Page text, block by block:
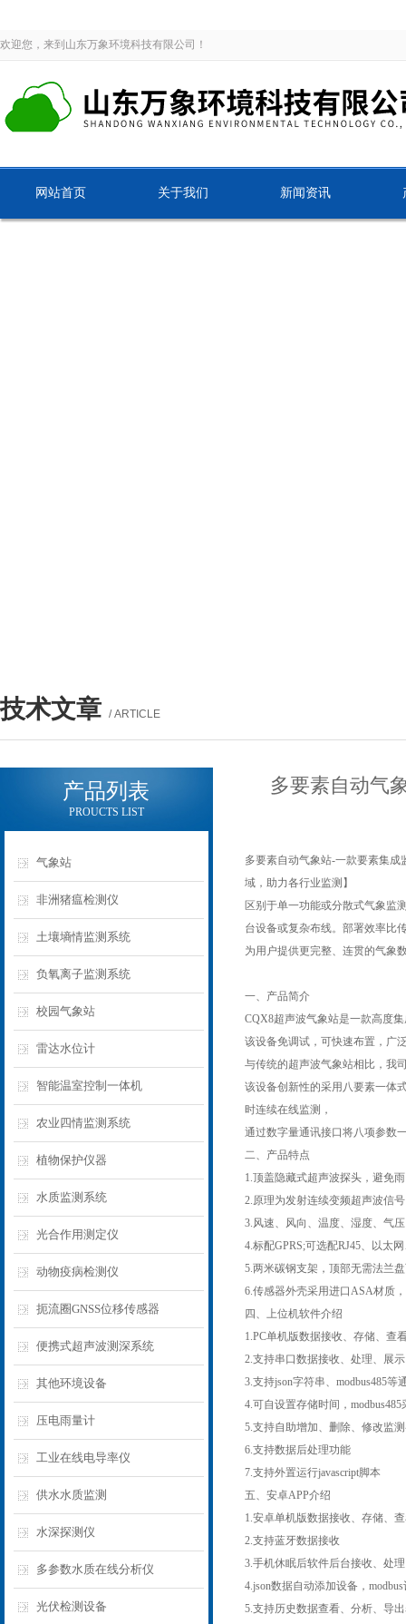
欢迎您，来到山东万象环境科技有限公司！
网站首页 关于我们 新闻资讯
技术文章 / ARTICLE
产品列表
PROUCTS LIST
气象站
非洲猪瘟检测仪
土壤墒情监测系统
负氧离子监测系统
校园气象站
雷达水位计
智能温室控制一体机
农业四情监测系统
植物保护仪器
水质监测系统
光合作用测定仪
动物疫病检测仪
扼流圈GNSS位移传感器
便携式超声波测深系统
其他环境设备
压电雨量计
工业在线电导率仪
供水水质监测
水深探测仪
多参数水质在线分析仪
光伏检测设备
多要素自动气
多要素自动气象站-一款要素集
域，助力各行业监测】
区别于单一功能或分散式气象监
台设备或复杂布线。部署效率比
为用户提供更完整、连贯的气象
一、产品简介
CQX8超声波气象站是一款高度
该设备免调试，可快速布置，广
与传统的超声波气象站相比，我
该设备创新性的采用八要素一体
时连续在线监测，
通过数字量通讯接口将八项参数
二、产品特点
1.顶盖隐藏式超声波探头，避免
2.原理为发射连续变频超声波信
3.风速、风向、温度、湿度、气
4.标配GPRS;可选配RJ45、以太
5.两米碳钢支架，顶部无需法兰
6.传感器外壳采用进口ASA材质
四、上位机软件介绍
1.PC单机版数据接收、存储、查
2.支持串口数据接收、处理、展示
3.支持json字符串、modbus485等
4.可自设置存储时间，
5.支持自助增加、删除、修改监
6.支持数据后处理功能
7.支持外置运行javascript脚本
五、安卓APP介绍
1.安卓单机版数据接收、存储、
2.支持蓝牙数据接收
3.手机休眠后软件后台接收、处理
4.json数据自动添加设备，
5.支持历史数据查看、分析、导